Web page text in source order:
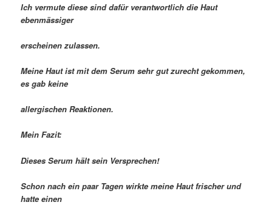
Ich vermute diese sind dafür verantwortlich die Haut
ebenmässiger
erscheinen zulassen.
Meine Haut ist mit dem Serum sehr gut zurecht gekommen,
es gab keine
allergischen Reaktionen.
Mein Fazit:
Dieses Serum hält sein Versprechen!
Schon nach ein paar Tagen wirkte meine Haut frischer und
hatte einen